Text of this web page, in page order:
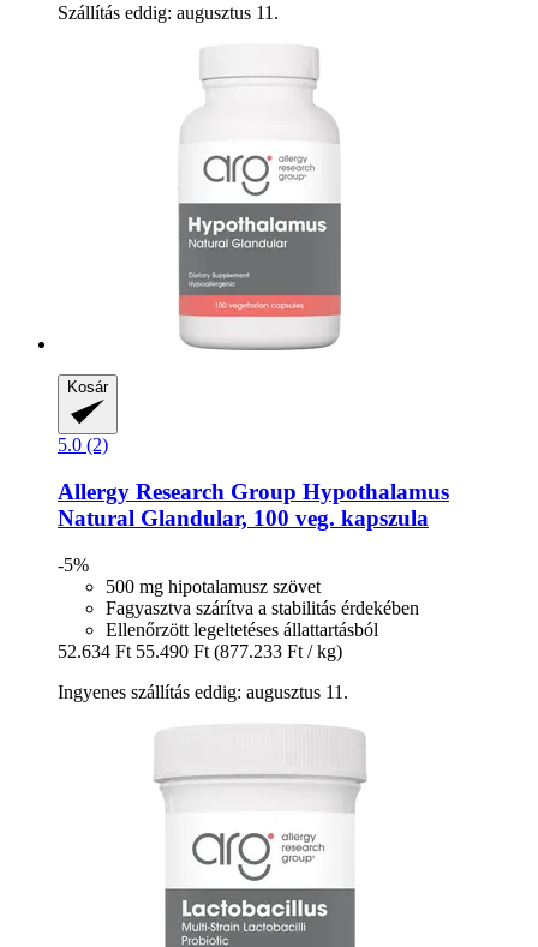
Szállítás eddig: augusztus 11.
Kosár
5.0 (2)
Allergy Research Group Hypothalamus
Natural Glandular, 100 veg. kapszula
-5%
500 mg hipotalamusz szövet
Fagyasztva szárítva a stabilitás érdekében
Ellenőrzött legeltetéses állattartásból
52.634 Ft 55.490 Ft (877.233 Ft / kg)
Ingyenes szállítás eddig: augusztus 11.